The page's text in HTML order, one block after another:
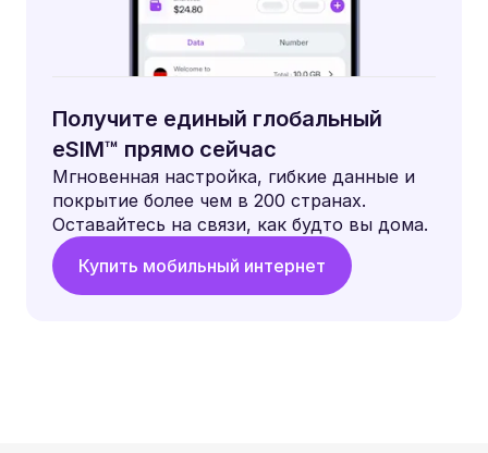
Получите единый глобальный
eSIM™ прямо сейчас
Мгновенная настройка, гибкие данные и
покрытие более чем в 200 странах.
Оставайтесь на связи, как будто вы дома.
Купить мобильный интернет